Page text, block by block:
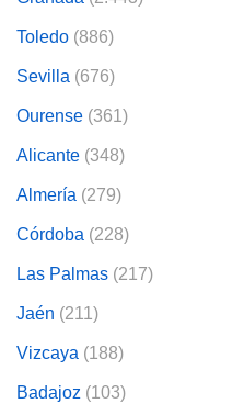
e
medición
audiencia
Toledo (886)
Sevilla (676)
Ourense (361)
Alicante (348)
Almería (279)
Córdoba (228)
Las Palmas (217)
Jaén (211)
Vizcaya (188)
Badajoz (103)